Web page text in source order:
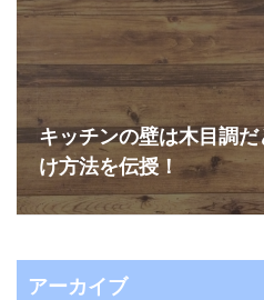
キッチンの壁は木目調
け方法を伝授！
アーカイブ